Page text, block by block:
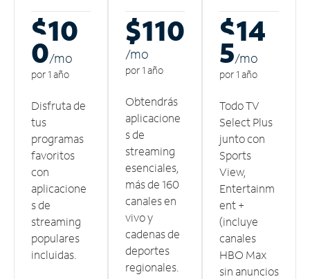
$10
0/mo
por 1 año
Disfruta de
tus
programas
favoritos
con
aplicacione
s de
streaming
populares
incluidas.
$110
/mo
por 1 año
Obtendrás
aplicacione
s de
streaming
esenciales,
más de 160
canales en
vivo y
cadenas de
deportes
regionales.
$14
5/mo
por 1 año
Todo TV
Select Plus
junto con
Sports
View,
Entertainm
ent +
(incluye
canales
HBO Max
sin anuncios